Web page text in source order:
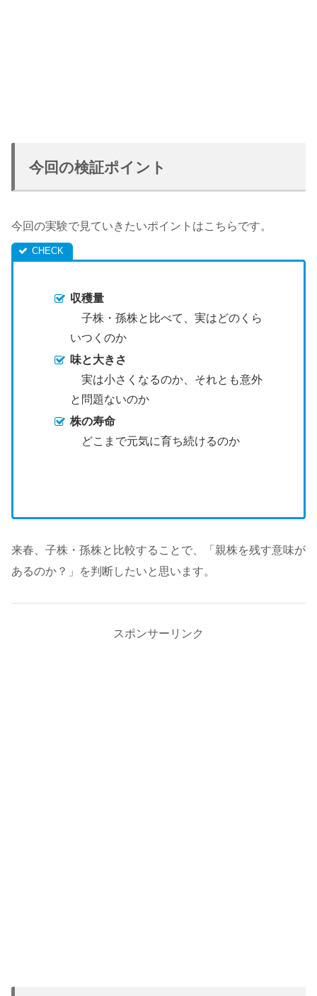
今回の検証ポイント
今回の実験で見ていきたいポイントはこちらです。
収穫量
子株・孫株と比べて、実はどのくら
いつくのか
味と大きさ
実は小さくなるのか、それとも意外
と問題ないのか
株の寿命
どこまで元気に育ち続けるのか
来春、子株・孫株と比較することで、「親株を残す意味が
あるのか？」を判断したいと思います。
スポンサーリンク